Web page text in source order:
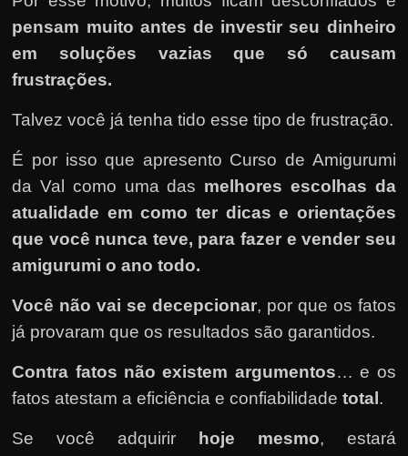
pensam muito antes de investir seu dinheiro
em soluções vazias que só causam
frustrações.
Talvez você já tenha tido esse tipo de frustração.
É por isso que apresento Curso de Amigurumi
da Val como uma das melhores escolhas da
atualidade em como ter dicas e orientações
que você nunca teve, para fazer e vender seu
amigurumi o ano todo.
Você não vai se decepcionar, por que os fatos
já provaram que os resultados são garantidos.
Contra fatos não existem argumentos… e os
fatos atestam a eficiência e confiabilidadetotal .
Se você adquirir hoje mesmo, estará